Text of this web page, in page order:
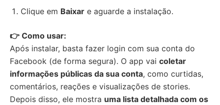
Clique em Baixar e aguarde a instalação.
👉 Como usar:
Após instalar, basta fazer login com sua conta do
Facebook (de forma segura). O app vai coletar
informações públicas da sua conta, como curtidas,
comentários, reações e visualizações de stories.
Depois disso, ele mostra uma lista detalhada com os